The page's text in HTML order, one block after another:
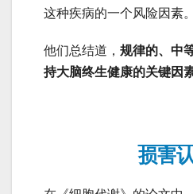
这种疾病的一个风险因素。
他们总结道， 规律的、中
持大脑终生健康的关键因
损害